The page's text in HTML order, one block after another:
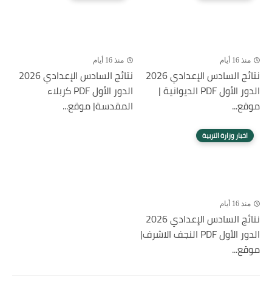
منذ 16 أيام
نتائج السادس الإعدادي 2026
الدور الأول PDF الديوانية |
موقع...
منذ 16 أيام
نتائج السادس الإعدادي 2026
الدور الأول PDF كربلاء
المقدسة| موقع...
اخبار وزارة التربية
منذ 16 أيام
نتائج السادس الإعدادي 2026
الدور الأول PDF النجف الاشرف|
موقع...